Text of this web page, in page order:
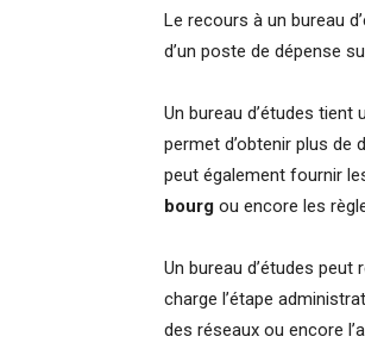
Le recours à un bureau
d’un poste de dépense
Un bureau d’études
permet d’obtenir plus
peut également fournir
bourg ou encore les
Un bureau d’études
charge l’étape
des réseaux ou encore